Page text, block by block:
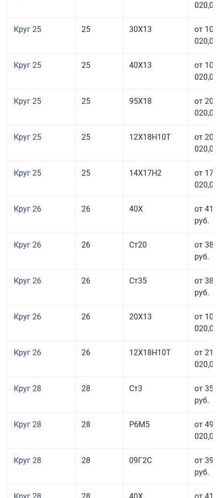
020,00
Круг 25 25 30Х13
от 103
020,00
Круг 25 25 40Х13
от 103
020,00
Круг 25 25 95Х18
от 208
020,00
Круг 25 25 12Х18Н10Т
от 208
020,00
Круг 25 25 14Х17Н2
от 179
020,00
Круг 26 26 40Х
от 41
руб.
Круг 26 26 Ст20
от 38
руб.
Круг 26 26 Ст35
от 38
руб.
Круг 26 26 20Х13
от 103
020,00
Круг 26 26 12Х18Н10Т
от 210
020,00
Круг 28 28 Ст3
от 35
руб.
Круг 28 28 Р6М5
от 499
020,00
Круг 28 28 09Г2С
от 39
руб.